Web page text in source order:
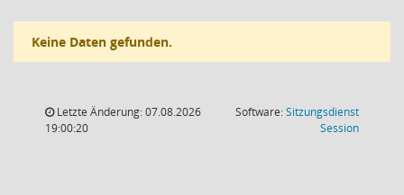
Keine Daten gefunden.
Letzte Änderung: 07.08.2026
19:00:20
Software:Sitzungsdienst
Session(Wird in